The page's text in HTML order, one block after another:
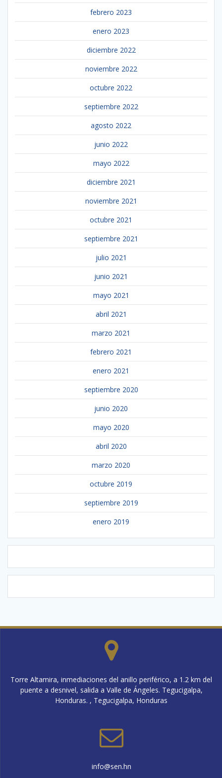
febrero 2023
enero 2023
diciembre 2022
noviembre 2022
octubre 2022
septiembre 2022
agosto 2022
junio 2022
mayo 2022
diciembre 2021
noviembre 2021
octubre 2021
septiembre 2021
julio 2021
junio 2021
mayo 2021
abril 2021
marzo 2021
febrero 2021
enero 2021
septiembre 2020
junio 2020
mayo 2020
abril 2020
marzo 2020
octubre 2019
septiembre 2019
enero 2019
Torre Altamira, inmediaciones del anillo periférico, a 1.2 km del
puente a desnivel, salida a Valle de Ángeles. Tegucigalpa,
Honduras. , Tegucigalpa, Honduras
info@sen.hn